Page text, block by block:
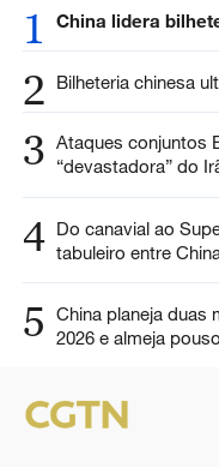
1 China lidera
2 Bilheteria chinesa
3 Ataques conjuntos
“devastadora” do
4 Do canavial ao
tabuleiro entre
5
China planeja duas
2026 e almeja